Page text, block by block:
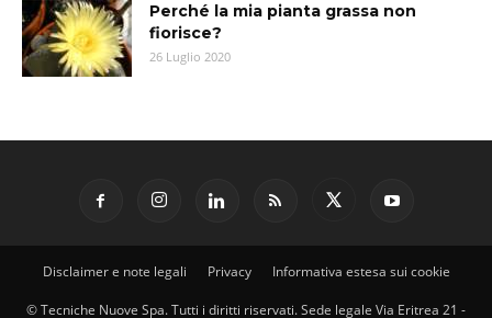
Perché la mia pianta grassa non
fiorisce?
26 Luglio 2020
Disclaimer e note legali Privacy Informativa estesa sui cookie
© Tecniche Nuove Spa. Tutti i diritti riservati. Sede legale Via Eritrea 21 -